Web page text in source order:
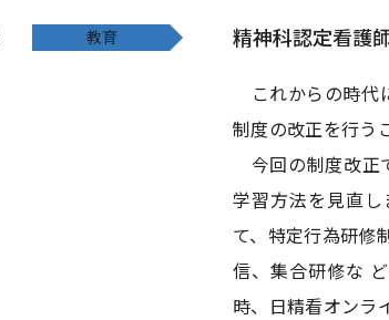
教育 精神科認定看護
これからの時代
制度の改正を行う
今回の制度改正
学習方法を見直
て、特定行為研修
信、集合研修な
時、日精看オンラ